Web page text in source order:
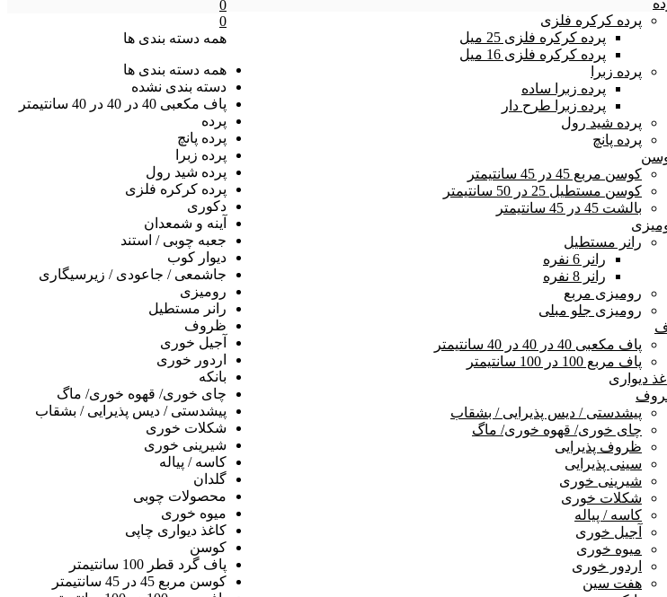
پرده کرکره فلزی
پرده کرکره فلزی 25 میل
پرده کرکره فلزی 16 میل
پرده زبرا
پرده زبرا ساده
پرده زبرا طرح دار
پرده شید رول
پرده پانچ
کوسن مربع 45 در 45 سانتیمتر
کوسن مستطیل 25 در 50 سانتیمتر
بالشت 45 در 45 سانتیمتر
رانر مستطیل
رانر 6 نفره
رانر 8 نفره
رومیزی مربع
رومیزی جلو مبلی
پاف مکعبی 40 در 40 در 40 سانتیمتر
پاف مربع 100 در 100 سانتیمتر
دیواری
پیشدستی / دیس پذیرایی / بشقاب
چای خوری/ قهوه خوری/ ماگ
ظروف پذیرایی
سینی پذیرایی
شیرینی خوری
شکلات خوری
کاسه / پیاله
آجیل خوری
میوه خوری
اردور خوری
هفت سین
0
0
همه دسته بندی ها
همه دسته بندی ها
دسته بندی نشده
پاف مکعبی 40 در 40 در 40 سانتیمتر
پرده
پرده پانچ
پرده زبرا
پرده شید رول
پرده کرکره فلزی
دکوری
آینه و شمعدان
جعبه چوبی / استند
دیوار کوب
جاشمعی / جاعودی / زیرسیگاری
رومیزی
رانر مستطیل
ظروف
آجیل خوری
اردور خوری
بانکه
چای خوری/ قهوه خوری/ ماگ
پیشدستی / دیس پذیرایی / بشقاب
شکلات خوری
شیرینی خوری
کاسه / پیاله
گلدان
محصولات چوبی
میوه خوری
کاغذ دیواری چاپی
کوسن
پاف گرد قطر 100 سانتیمتر
کوسن مربع 45 در 45 سانتیمتر